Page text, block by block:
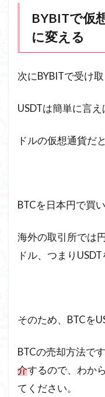
BYBITで仮
に変える
次にBYBITで受け
USDTは簡単に言え
ドルの仮想通貨だ
BTCを日本円で買
海外の取引所では
ドル、つまりUSDT
そのため、BTCを
BTCの売却方法で
介するので、わか
てください。